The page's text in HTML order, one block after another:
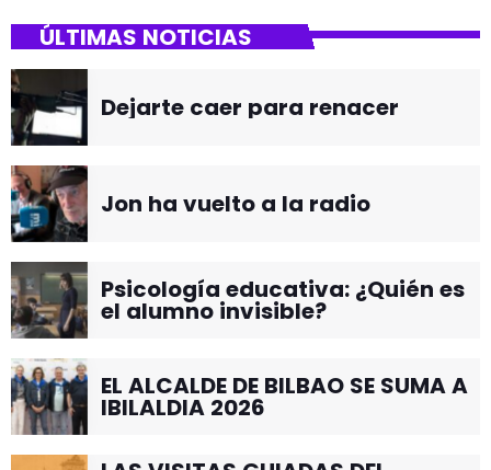
ÚLTIMAS NOTICIAS
Dejarte caer para renacer
Jon ha vuelto a la radio
Psicología educativa: ¿Quién es
el alumno invisible?
EL ALCALDE DE BILBAO SE SUMA A
IBILALDIA 2026